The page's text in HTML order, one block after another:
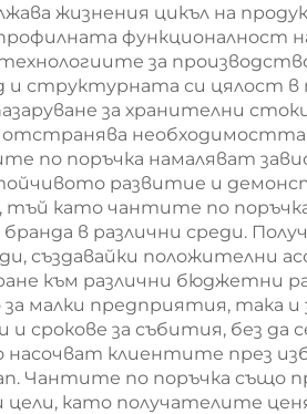
жизнения цикъл на
функционалност
за
структурната си цялост в
за хранителни
по поръчка намаляват
развитие и
тъй като чантите по
в различни среди.
положителни
към различни бюджетни
малки предприятия, така и
срокове за събития, без
клиентите през
Чантите по поръчка също
цели, като получателите